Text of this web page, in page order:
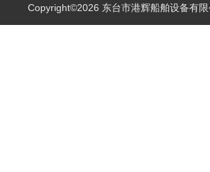
Copyright©2026 东台市港辉船舶设备有